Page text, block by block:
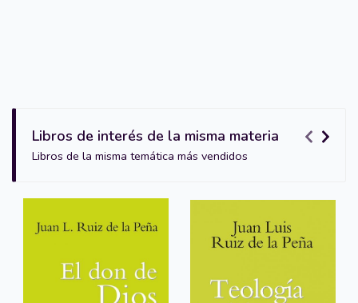
Libros de interés de la misma materia
Libros de la misma temática más vendidos